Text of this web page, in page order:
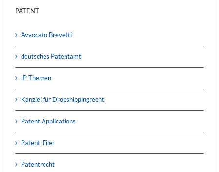
PATENT
Avvocato Brevetti
deutsches Patentamt
IP Themen
Kanzlei für Dropshippingrecht
Patent Applications
Patent-Filer
Patentrecht